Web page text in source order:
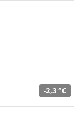
-2,3 °C